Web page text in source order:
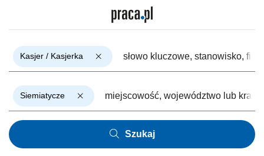
Kasjer / Kasjerka
Siemiatycze
Szukaj